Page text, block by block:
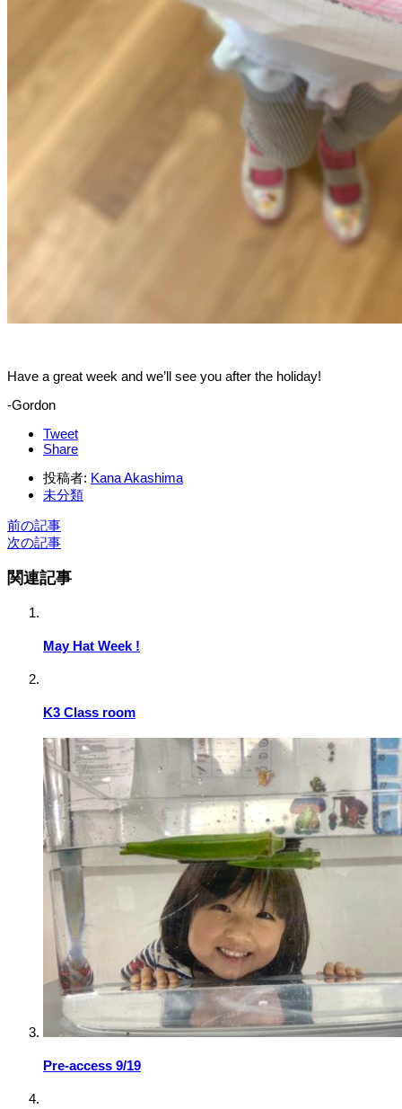
Have a great week and we’ll see you after the holiday!
-Gordon
Tweet
Share
投稿者: Kana Akashima
未分類
前の記事
次の記事
関連記事
May Hat Week !
K3 Class room
Pre-access 9/19